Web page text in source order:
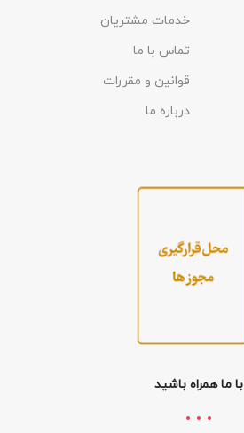
خدمات مشتریان
تماس با ما
قوانین و مقررات
درباره ما
با ما همراه باشید